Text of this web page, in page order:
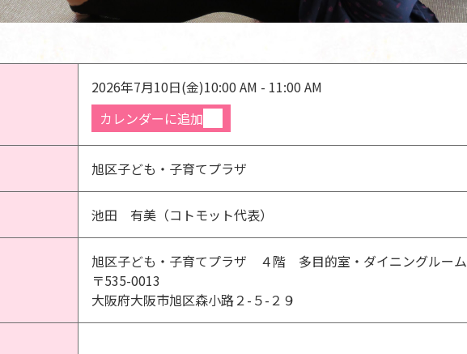
2026年7月10日(金)10:00 AM - 11:00 AM
カレンダーに追加
旭区子ども・子育てプラザ
池田 有美（コトモット代表）
旭区子ども・子育てプラザ ４階 多目的室・ダイニングルーム
〒535-0013
大阪府大阪市旭区森小路２-５-２９